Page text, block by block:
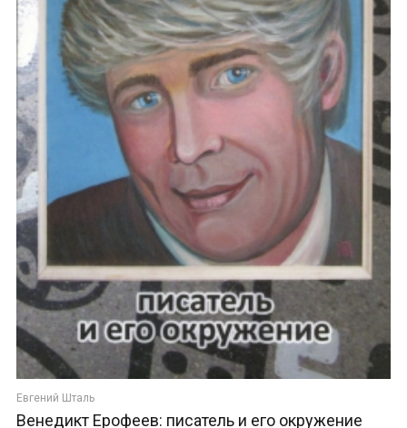
Евгений Шталь
Венедикт Ерофеев: писатель и его окружение